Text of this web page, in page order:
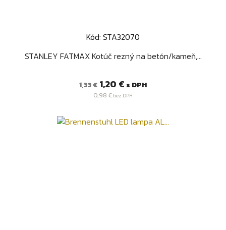
Kód: STA32070
STANLEY FATMAX Kotúč rezný na betón/kameň,...
Bežná
cena
1,33 € Cena
1,20 € s DPH
0,98 € bez DPH